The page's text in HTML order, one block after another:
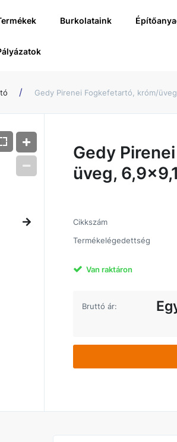
Burkolataink
Gedy Pirenei Fogkefetartó, króm/
Gedy
üveg,
Cikkszám
Termékelégedettség
Van raktáron
Bruttó ár: